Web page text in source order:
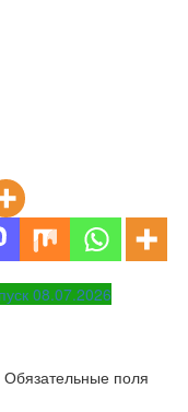
08.07.2026
Обязательные поля